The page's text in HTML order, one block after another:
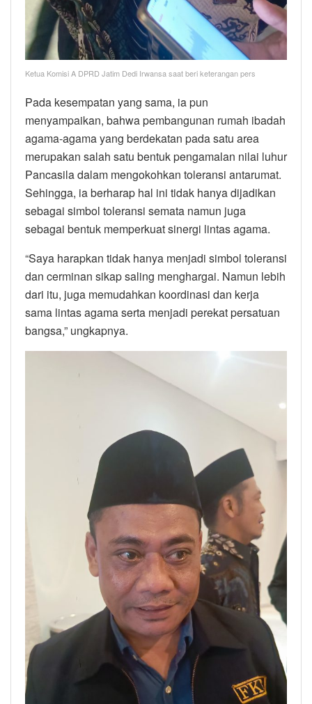
Ketua Komisi A DPRD Jatim Dedi Irwansa saat beri keterangan pers
Pada kesempatan yang sama, ia pun
menyampaikan, bahwa pembangunan rumah ibadah
agama-agama yang berdekatan pada satu area
merupakan salah satu bentuk pengamalan nilai luhur
Pancasila dalam mengokohkan toleransi antarumat.
Sehingga, ia berharap hal ini tidak hanya dijadikan
sebagai simbol toleransi semata namun juga
sebagai bentuk memperkuat sinergi lintas agama.
“Saya harapkan tidak hanya menjadi simbol toleransi
dan cerminan sikap saling menghargai. Namun lebih
dari itu, juga memudahkan koordinasi dan kerja
sama lintas agama serta menjadi perekat persatuan
bangsa,” ungkapnya.